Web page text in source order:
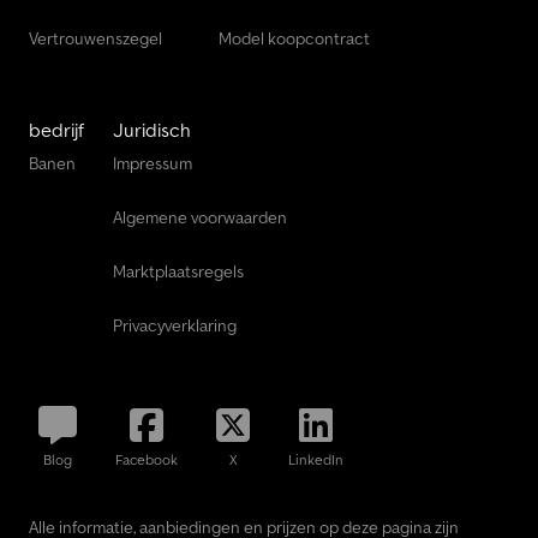
Vertrouwenszegel Model koopcontract
bedrijf
Banen
Juridisch
Impressum
Algemene voorwaarden
Marktplaatsregels
Privacyverklaring
Blog Facebook X LinkedIn
Alle informatie, aanbiedingen en prijzen op deze pagina zijn